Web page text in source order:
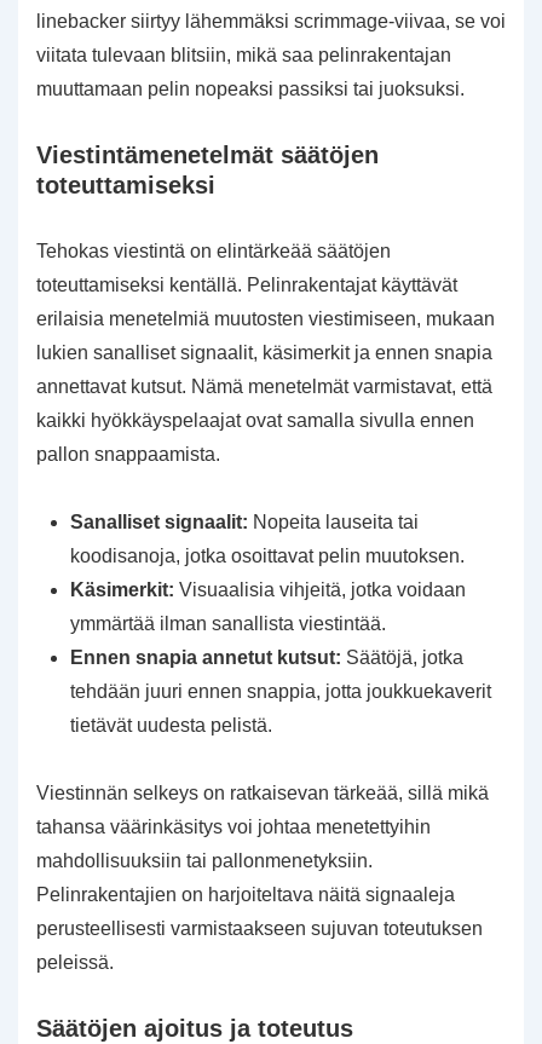
linebacker siirtyy lähemmäksi scrimmage-viivaa, se voi
viitata tulevaan blitsiin, mikä saa pelinrakentajan
muuttamaan pelin nopeaksi passiksi tai juoksuksi.
Viestintämenetelmät säätöjen
toteuttamiseksi
Tehokas viestintä on elintärkeää säätöjen
toteuttamiseksi kentällä. Pelinrakentajat käyttävät
erilaisia menetelmiä muutosten viestimiseen, mukaan
lukien sanalliset signaalit, käsimerkit ja ennen snapia
annettavat kutsut. Nämä menetelmät varmistavat, että
kaikki hyökkäyspelaajat ovat samalla sivulla ennen
pallon snappaamista.
Sanalliset signaalit: Nopeita lauseita tai
koodisanoja, jotka osoittavat pelin muutoksen.
Käsimerkit: Visuaalisia vihjeitä, jotka voidaan
ymmärtää ilman sanallista viestintää.
Ennen snapia annetut kutsut: Säätöjä, jotka
tehdään juuri ennen snappia, jotta joukkuekaverit
tietävät uudesta pelistä.
Viestinnän selkeys on ratkaisevan tärkeää, sillä mikä
tahansa väärinkäsitys voi johtaa menetettyihin
mahdollisuuksiin tai pallonmenetyksiin.
Pelinrakentajien on harjoiteltava näitä signaaleja
perusteellisesti varmistaakseen sujuvan toteutuksen
peleissä.
Säätöjen ajoitus ja toteutus